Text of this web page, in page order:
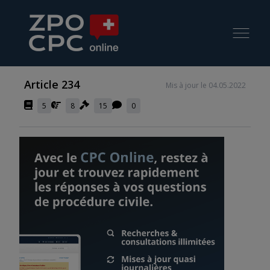
Article 234
Mis à jour le 04.05.2022
5
8 15 0